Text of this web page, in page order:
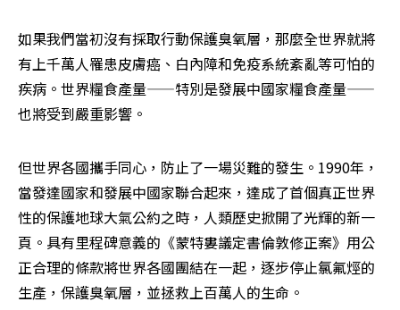
如果我們當初沒有採取行動保護臭氧層，那麼全世界就將
有上千萬人罹患皮膚癌、白內障和免疫系統紊亂等可怕的
疾病。世界糧食產量——特別是發展中國家糧食產量——
也將受到嚴重影響。
但世界各國攜手同心，防止了一場災難的發生。1990年，
當發達國家和發展中國家聯合起來，達成了首個真正世界
性的保護地球大氣公約之時，人類歷史掀開了光輝的新一
頁。具有里程碑意義的《蒙特婁議定書倫敦修正案》用公
正合理的條款將世界各國團結在一起，逐步停止氯氟烴的
生產，保護臭氧層，並拯救上百萬人的生命。